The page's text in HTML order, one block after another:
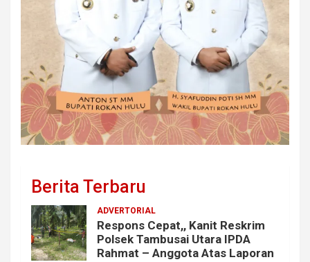
Berita Terbaru
ADVERTORIAL
Respons Cepat,, Kanit Reskrim
Polsek Tambusai Utara IPDA
Rahmat – Anggota Atas Laporan